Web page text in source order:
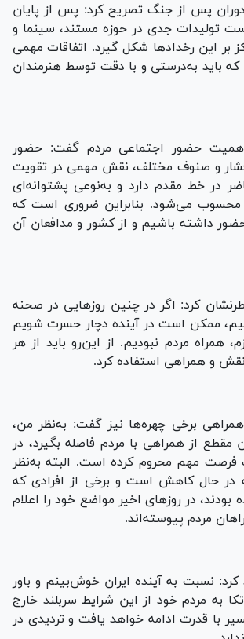
دوران پس از جنگ تصریح کرد: پس از پایان
تولیدات جدی در حوزه مستند، سینما و
بر این رخدادها شکل گیرد. اتفاقات مهمی
باید به‌درستی و با دقت توسط هنرمندان
حضور اجتماعی مردم گفت: حضور
و صنوف مختلف، نقش مهمی در تقویت
در خط مقدم دارد و به‌نوعی پشتوانه‌ای
محسوب می‌شود. بنابراین ضروری است که
داشته باشیم و از کشور و مدافعان آن
کرد: اگر در چنین روزهایی در صحنه
ممکن است در آینده دچار حسرت شویم
همراه مردم نبودیم. از این‌رو باید از هر
و همراهی استفاده کرد.
برخی چهره‌ها نیز گفت: به‌نظر من،
مقطع از همراهی با مردم فاصله بگیرد، در
فرصت مهم محروم کرده است. البته به‌نظر
در حال کاهش است و برخی از افرادی که
در روزهای اخیر مواضع خود را اعلام
مردم پیوسته‌اند.
کرد: نسبت به آینده ایران خوش‌بینم و باور
به مردم خود از این شرایط سربلند خارج
با قدرت ادامه خواهد یافت و تردیدی در